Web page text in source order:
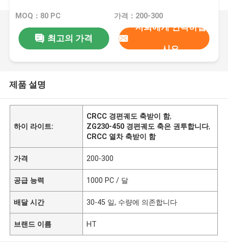
MOQ：80 PC 가격：200-300
최고의 가격
저희에게 연락하십
시오
제품 설명
하이 라이트:
CRCC 경편궤도 축받이 함,
ZG230-450 경편궤도 축은 권투합니다,
CRCC 열차 축받이 함
가격 200-300
공급 능력 1000 PC / 달
배달 시간 30-45 일, 수량에 의존합니다
브랜드 이름 HT